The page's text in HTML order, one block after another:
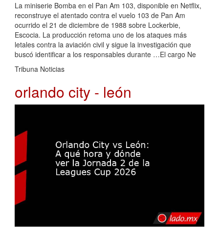
La miniserie Bomba en el Pan Am 103, disponible en Netflix,
reconstruye el atentado contra el vuelo 103 de Pan Am
ocurrido el 21 de diciembre de 1988 sobre Lockerbie,
Escocia. La producción retoma uno de los ataques más
letales contra la aviación civil y sigue la investigación que
buscó identificar a los responsables durante …El cargo Ne
Tribuna Noticias
orlando city - león